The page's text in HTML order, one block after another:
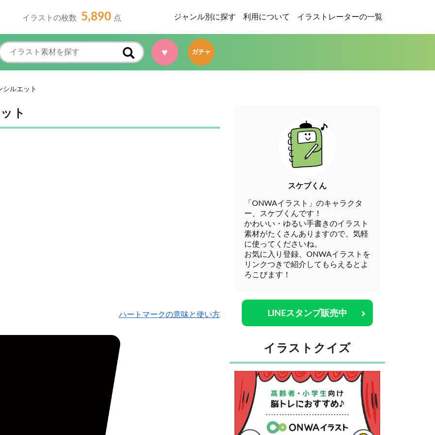
イラストの枚数 5,890 点 ジャンル別に探す 利用について イラストレーターの一覧
♥ ガチャ
シルエット
ト
ハートマークの意味と使い方
スケブくん
「ONWAイラスト」のキャラクタ
ー、スケブくんです！
かわいい・ゆるい手書きのイラスト
素材がたくさんありますので、気軽
に使ってくださいね。
お気に入り登録、ONWAイラストを
リンクつきで紹介してもらえるとよ
ろこびます！
LINEスタンプ販売中
イラストクイズ